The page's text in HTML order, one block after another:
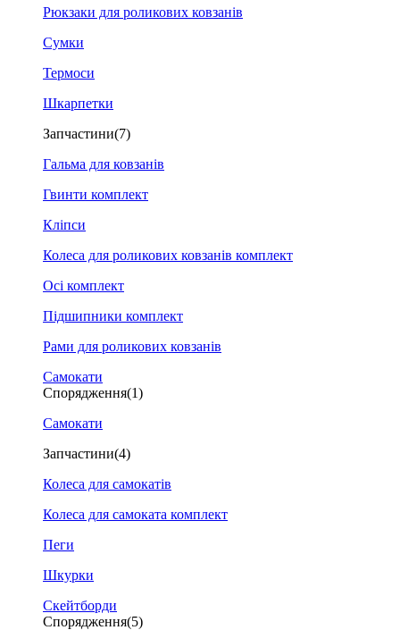
Рюкзаки для роликових ковзанів
Сумки
Термоси
Шкарпетки
Запчастини(7)
Гальма для ковзанів
Гвинти комплект
Кліпси
Колеса для роликових ковзанів комплект
Осі комплект
Підшипники комплект
Рами для роликових ковзанів
Самокати
Спорядження(1)
Самокати
Запчастини(4)
Колеса для самокатів
Колеса для самоката комплект
Пеги
Шкурки
Скейтборди
Спорядження(5)